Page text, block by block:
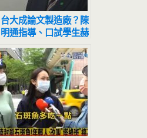
台大成論文製造廠？陳
明通指導、口試學生赫
見5胞胎！網驚呆吐一
句